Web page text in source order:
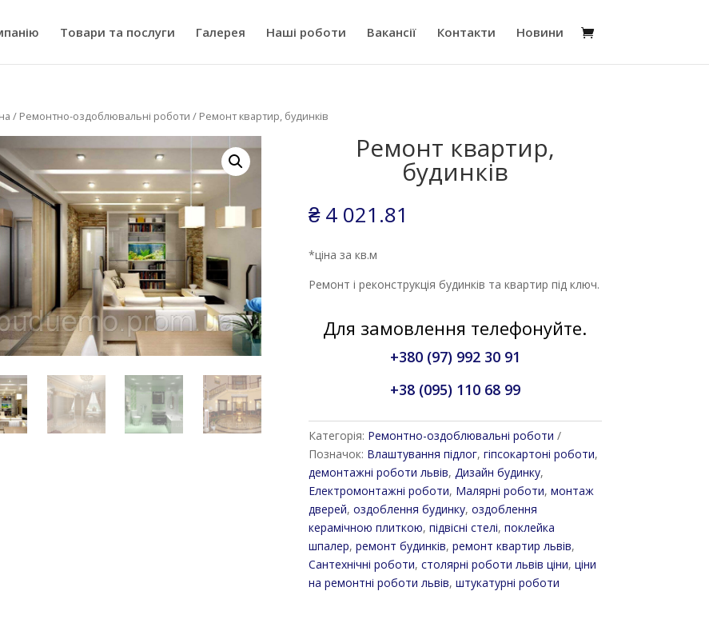
Товари та послуги Галерея Наші роботи Вакансії Контакти Новини
/ Ремонтно-оздоблювальні роботи / Ремонт квартир, будинків
Ремонт квартир,
будинків
₴4 021.81
*ціна за кв.м
Ремонт і реконструкція будинків та квартир під ключ.
Для замовлення телефонуйте.
+380 (97) 992 30 91
+38 (095) 110 68 99
Категорія: Ремонтно-оздоблювальні роботи
Позначок: Влаштування підлог,гіпсокартоні роботи,
демонтажні роботи львів,Дизайн будинку,
Електромонтажні роботи, Малярні роботи,монтаж
дверей,оздоблення будинку,оздоблення
керамічною плиткою,підвісні стелі,поклейка
шпалер,ремонт будинків,ремонт квартир львів,
Сантехнічні роботи,столярні роботи львів ціни,ціни
на ремонтні роботи львів,штукатурні роботи